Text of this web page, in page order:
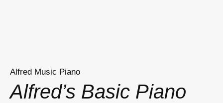
Alfred Music Piano
Alfred’s Basic Piano